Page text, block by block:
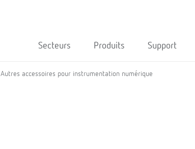
Secteurs Produits Support
Autres accessoires pour instrumentation numérique